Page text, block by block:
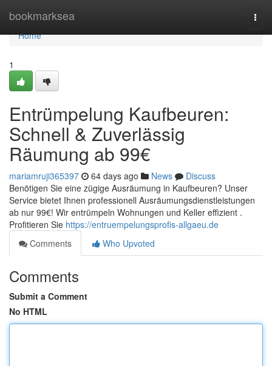
bookmarksea
Home
Home
1
Entrümpelung Kaufbeuren:
Schnell & Zuverlässig
Räumung ab 99€
mariamruji365397 64 days ago News
Discuss
Benötigen Sie eine zügige Ausräumung in Kaufbeuren? Unser
Service bietet Ihnen professionell Ausräumungsdienstleistungen
ab nur 99€! Wir entrümpeln Wohnungen und Keller effizient .
Profitieren Sie https://entruempelungsprofis-allgaeu.de
Comments
Who Upvoted
Comments
Submit a Comment
No HTML